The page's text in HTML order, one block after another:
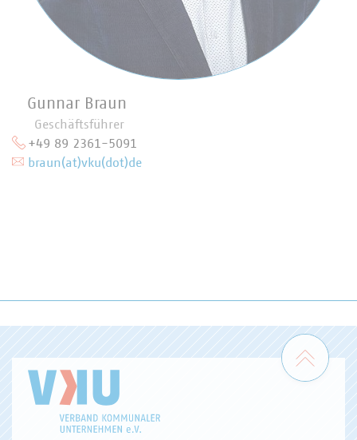
Gunnar Braun
Geschäftsführer
+49 89 2361-5091
braun(at)vku(dot)de
Zum